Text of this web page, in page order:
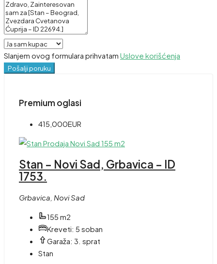
Slanjem ovog formulara prihvatam Uslove korišćenja
Pošalji poruku
Premium oglasi
415,000EUR
Stan – Novi Sad, Grbavica – ID
1753.
Grbavica, Novi Sad
155 m2
Kreveti: 5 soban
Garaža: 3. sprat
Stan